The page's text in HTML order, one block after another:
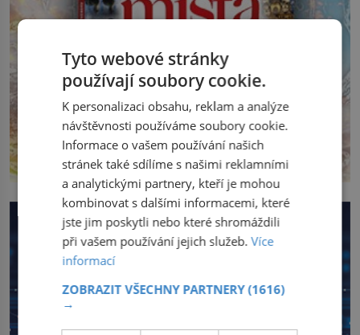
Tyto webové stránky
používají soubory cookie.
K personalizaci obsahu, reklam a analýze
návštěvnosti používáme soubory cookie.
Informace o vašem používání našich
stránek také sdílíme s našimi reklamními
a analytickými partnery, kteří je mohou
kombinovat s dalšími informacemi, které
jste jim poskytli nebo které shromáždili
při vašem používání jejich služeb.Více
informací
ZOBRAZIT VŠECHNY PARTNERY(1616)
→